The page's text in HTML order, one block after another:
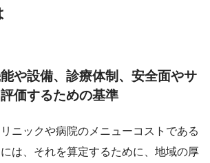
や設備、診療体制、安全面やサ
価するための基準
ニックや病院のメニューコストである
には、それを算定するために、地域の厚